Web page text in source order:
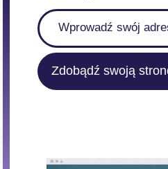
Zdobądź swoją